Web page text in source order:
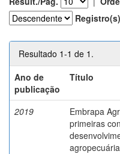
Registro(s)
Resultado 1-1 de 1.
Ano de
publicação
Título
2019
Embrapa
primeiras